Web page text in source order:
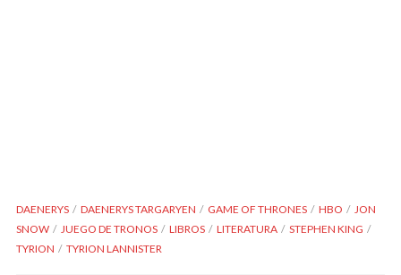
DAENERYS DAENERYS TARGARYEN GAME OF THRONES HBO
JON
SNOW
JUEGO DE TRONOS LIBROS LITERATURA
STEPHEN KING
TYRION
TYRION LANNISTER